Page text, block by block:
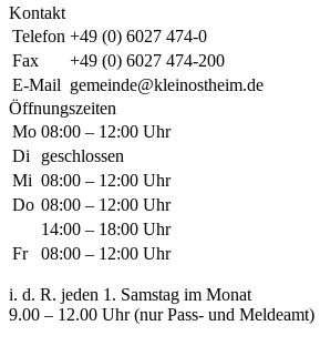
Kontakt
Telefon +49 (0) 6027 474-0
Fax
+49 (0) 6027 474-200
E-Mail gemeinde@kleinostheim.de
Öffnungszeiten
Mo 08:00 – 12:00 Uhr
Di
geschlossen
Mi 08:00 – 12:00 Uhr
Do 08:00 – 12:00 Uhr
14:00 – 18:00 Uhr
Fr
08:00 – 12:00 Uhr
i. d. R. jeden 1. Samstag im Monat
9.00 – 12.00 Uhr (nur Pass- und Meldeamt)